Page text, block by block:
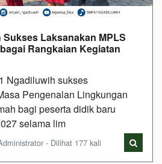
Laksanakan MPLS
Rangkaian Kegiatan
Ngadiluwih sukses
Pengenalan Lingkungan
bagi peserta didik baru
selama lim
- Dilihat 177 kali